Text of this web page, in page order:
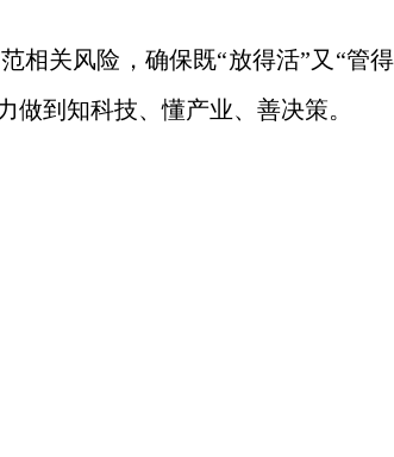
相关风险，确保既“放得活”又“管得
到知科技、懂产业、善决策。